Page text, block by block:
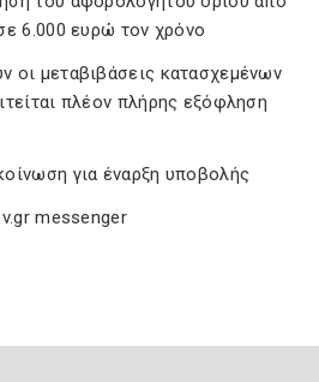
6.000 ευρώ τον χρόνο
οι μεταβιβάσεις κατασχεμένων
πλέον πλήρης εξόφληση
για έναρξη υποβολής
messenger